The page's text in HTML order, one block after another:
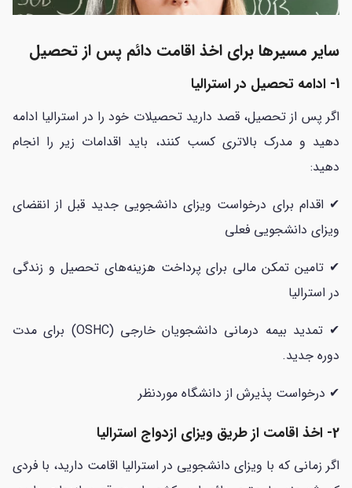
سایر مسیرها برای اخذ اقامت دائم پس از تحصیل
1- ادامه تحصیل در استرالیا
اگر پس از تحصیل، قصد دارید تحصیلات خود را در استرالیا ادامه
دهید و مدرک بالاتری کسب کنند، باید اقدامات زیر را انجام
دهید:
✔ اقدام برای درخواست ویزای دانشجویی جدید قبل از انقضای
ویزای دانشجویی فعلی
✔ تامین تمکن مالی برای پرداخت هزینه‌های تحصیل و زندگی
در استرالیا
✔ تمدید بیمه درمانی دانشجویان خارجی (OSHC) برای مدت
دوره جدید.
✔ درخواست پذیرش از دانشگاه موردنظر
2- اخذ اقامت از طریق ویزای ازدواج استرالیا
اگر زمانی که با ویزای دانشجویی در استرالیا اقامت دارید، با فردی